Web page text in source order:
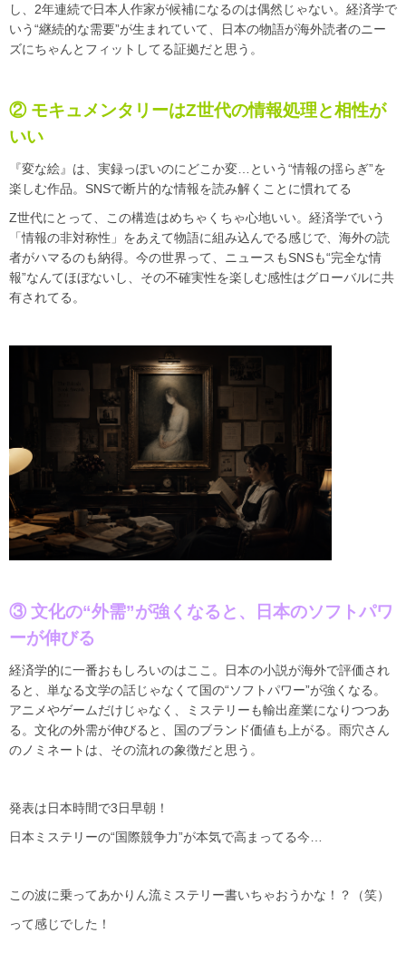
し、2年連続で日本人作家が候補になるのは偶然じゃない。経済学で
いう“継続的な需要”が生まれていて、日本の物語が海外読者のニー
ズにちゃんとフィットしてる証拠だと思う。
② モキュメンタリーはZ世代の情報処理と相性が
いい
『変な絵』は、実録っぽいのにどこか変…という“情報の揺らぎ”を
楽しむ作品。SNSで断片的な情報を読み解くことに慣れてる
Z世代にとって、この構造はめちゃくちゃ心地いい。経済学でいう
「情報の非対称性」をあえて物語に組み込んでる感じで、海外の読
者がハマるのも納得。今の世界って、ニュースもSNSも“完全な情
報”なんてほぼないし、その不確実性を楽しむ感性はグローバルに共
有されてる。
③ 文化の“外需”が強くなると、日本のソフトパワ
ーが伸びる
経済学的に一番おもしろいのはここ。日本の小説が海外で評価され
ると、単なる文学の話じゃなくて国の“ソフトパワー”が強くなる。
アニメやゲームだけじゃなく、ミステリーも輸出産業になりつつあ
る。文化の外需が伸びると、国のブランド価値も上がる。雨穴さん
のノミネートは、その流れの象徴だと思う。
発表は日本時間で3日早朝！
日本ミステリーの“国際競争力”が本気で高まってる今…
この波に乗ってあかりん流ミステリー書いちゃおうかな！？（笑）
って感じでした！